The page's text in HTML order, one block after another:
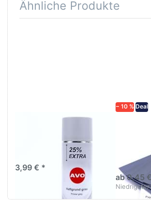
Ähnliche Produkte
3,99 € *
− 10 % Deal
Nass-
und
ab 0,45
Niedrigster: